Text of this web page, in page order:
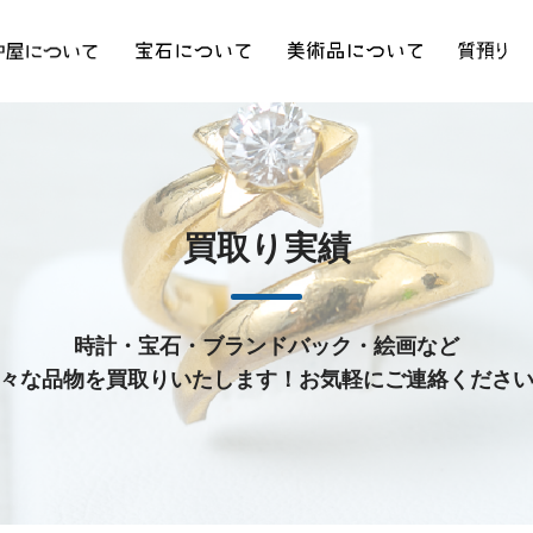
買取り実績
時計・宝石・ブランドバック・絵画など
な品物を買取りいたします！お気軽にご連絡くださ